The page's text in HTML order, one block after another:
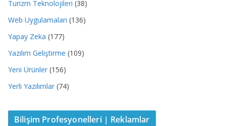
Turizm Teknolojileri (38)
Web Uygulamaları (136)
Yapay Zeka (177)
Yazılım Geliştirme (109)
Yeni Ürünler (156)
Yerli Yazılımlar (74)
Bilişim Profesyonelleri | Reklamlar